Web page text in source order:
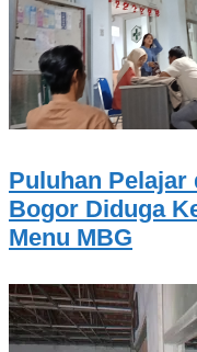
Puluhan Pelajar
Bogor Diduga
Menu MBG